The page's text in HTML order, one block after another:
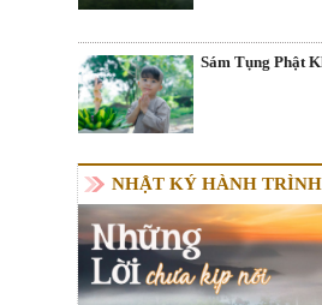
Sám Tụng Phật
NHẬT KÝ HÀNH TRÌNH